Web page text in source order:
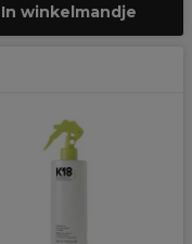
In winkelmandje